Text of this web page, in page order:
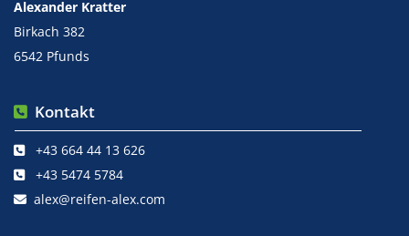
Alexander Kratter
Birkach 382
6542 Pfunds
 Kontakt
 +43 664 44 13 626
 +43 5474 5784
 alex@reifen-alex.com